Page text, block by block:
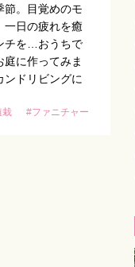
節。目覚めのモ
一日の疲れを癒
チを…おうちで
に作ってみま
ドリビングに
栽
#ファニチャー